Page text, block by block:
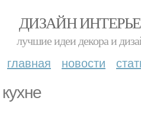
ДИЗАЙН
лучшие идеи декора и
главная новости